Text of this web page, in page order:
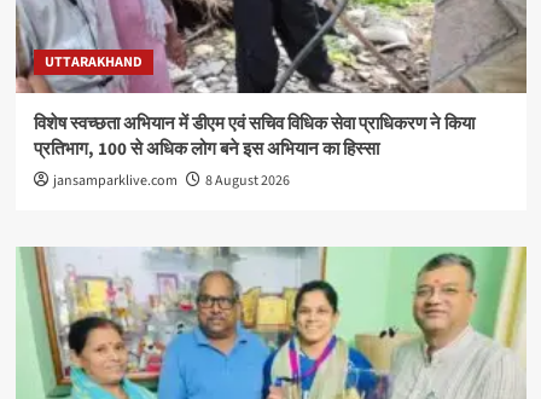
UTTARAKHAND
विशेष स्वच्छता अभियान में डीएम एवं सचिव विधिक सेवा प्राधिकरण ने किया
प्रतिभाग, 100 से अधिक लोग बने इस अभियान का हिस्सा
jansamparklive.com 8 August 2026